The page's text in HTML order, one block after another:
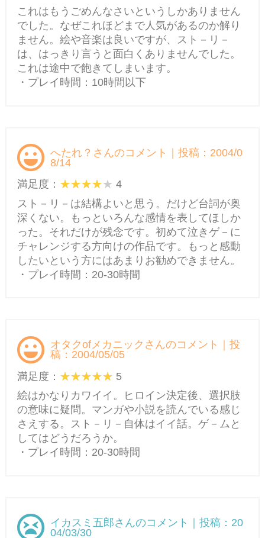
これはもうごめんなさいというしかありません
でした。なぜこれほどまで人気があるのか解り
ません。絵や音楽は良いですが、スト－リ－
は、はっきり言うと面白くありませんでした。
これは途中で飽きてしまいます。
・プレイ時間：10時間以下
へたれ？さんのコメント｜投稿：2004/0
8/14
満足度：
4
スト－リ－は結構よいと思う。だけど台詞が奥
深くない。もっといろんな感情を表してほしか
った。それだけが残念です。初めて泣きゲ－に
チャレンジする方向けの作品です。もっと感動
したいという方にはあまりお勧めできません。
・プレイ時間：20-30時間
オタクofメカニックさんのコメント｜投
稿：2004/05/05
満足度：
5
絵はかなりカワイイ。ヒロイン決定後、選択肢
の意味に疑問。マンガや小説を読んでいる感じ
さえする。スト－リ－自体はイイ話。ゲ－ムと
してはどうだろうか。
・プレイ時間：20-30時間
イカスミ五郎さんのコメント｜投稿：20
04/03/30